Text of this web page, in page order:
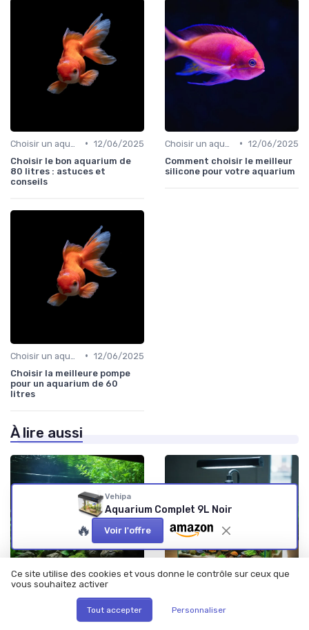
• 12/06/2025
Choisir le bon aquarium de
80 litres : astuces et
conseils
• 12/06/2025
Comment choisir le meilleur
silicone pour votre aquarium
• 12/06/2025
Choisir la meilleure pompe
pour un aquarium de 60
litres
À lire aussi
Choisir un aquarium • 21/11/2025
Comment choisir et
Vehipa
Aquarium Complet 9L Noir
🔥 Voir l'offre
Ce site utilise des cookies et vous donne le contrôle sur ceux que
vous souhaitez activer
Tout accepter Personnaliser